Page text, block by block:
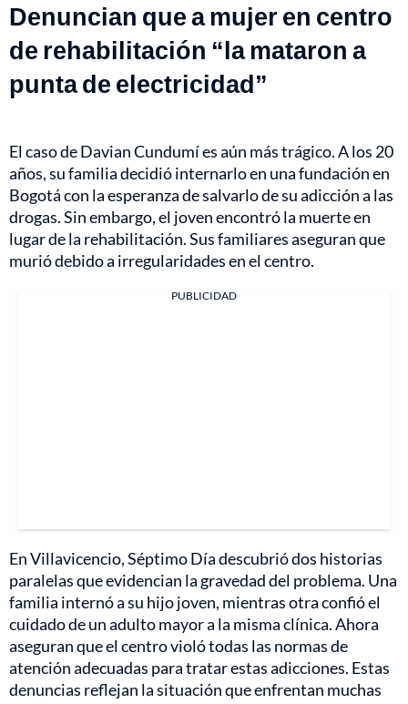
Denuncian que a mujer en centro
de rehabilitación “la mataron a
punta de electricidad”
El caso de Davian Cundumí es aún más trágico. A los 20
años, su familia decidió internarlo en una fundación en
Bogotá con la esperanza de salvarlo de su adicción a las
drogas. Sin embargo, el joven encontró la muerte en
lugar de la rehabilitación. Sus familiares aseguran que
murió debido a irregularidades en el centro.
PUBLICIDAD
En Villavicencio, Séptimo Día descubrió dos historias
paralelas que evidencian la gravedad del problema. Una
familia internó a su hijo joven, mientras otra confió el
cuidado de un adulto mayor a la misma clínica. Ahora
aseguran que el centro violó todas las normas de
atención adecuadas para tratar estas adicciones. Estas
denuncias reflejan la situación que enfrentan muchas